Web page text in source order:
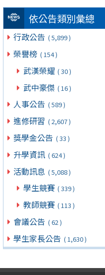
依公告類別彙總
行政公告 ( 5,899 )
榮譽榜 ( 154 )
武漢榮耀 ( 30 )
武中豪傑 ( 16 )
人事公告 ( 589 )
進修研習 ( 2,607 )
獎學金公告 ( 33 )
升學資訊 ( 624 )
活動訊息 ( 5,088 )
學生競賽 ( 339 )
教師競賽 ( 113 )
會議公告 ( 62 )
學生家長公告 ( 1,630 )